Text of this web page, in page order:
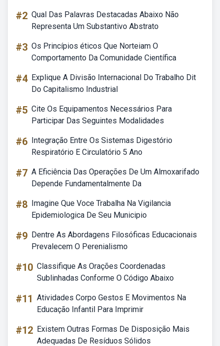
#2 Qual Das Palavras Destacadas Abaixo Não
Representa Um Substantivo Abstrato
#3 Os Princípios éticos Que Norteiam O
Comportamento Da Comunidade Científica
#4 Explique A Divisão Internacional Do Trabalho Dit
Do Capitalismo Industrial
#5 Cite Os Equipamentos Necessários Para
Participar Das Seguintes Modalidades
#6 Integração Entre Os Sistemas Digestório
Respiratório E Circulatório 5 Ano
#7 A Eficiência Das Operações De Um Almoxarifado
Depende Fundamentalmente Da
#8 Imagine Que Voce Trabalha Na Vigilancia
Epidemiologica De Seu Municipio
#9 Dentre As Abordagens Filosóficas Educacionais
Prevalecem O Perenialismo
#10 Classifique As Orações Coordenadas
Sublinhadas Conforme O Código Abaixo
#11 Atividades Corpo Gestos E Movimentos Na
Educação Infantil Para Imprimir
#12 Existem Outras Formas De Disposição Mais
Adequadas De Resíduos Sólidos